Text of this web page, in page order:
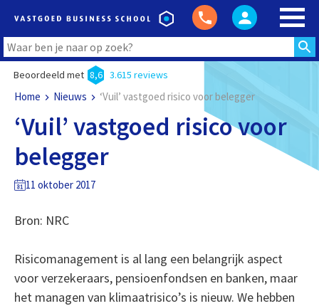
Beoordeeld met 8,6 3.615 reviews
Home Nieuws ‘Vuil’ vastgoed risico voor belegger
‘Vuil’ vastgoed risico voor
belegger
11 oktober 2017
Bron: NRC
Risicomanagement is al lang een belangrijk aspect
voor verzekeraars, pensioenfondsen en banken, maar
het managen van klimaatrisico’s is nieuw. We hebben